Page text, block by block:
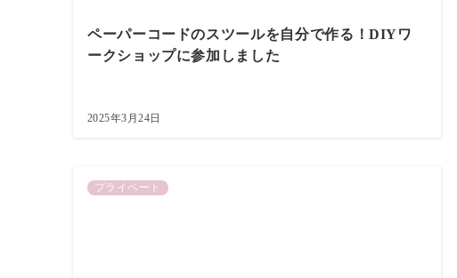
ペーパーコードのスツールを自分で作る！DIYワ
ークショップに参加しました
2025年3月24日
プライベート